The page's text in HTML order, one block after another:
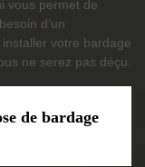
vous permet de
d’un
votre bardage
ne serez pas déçu.
de bardage